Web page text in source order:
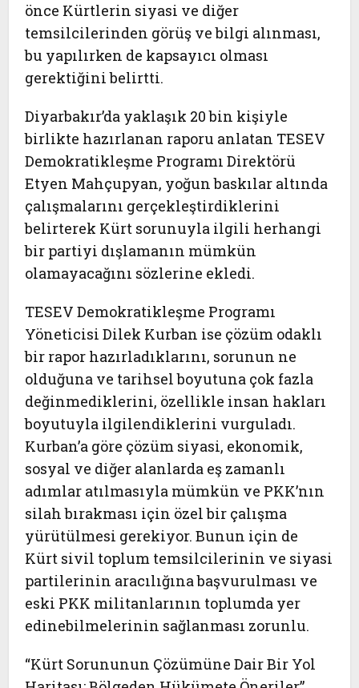
önce Kürtlerin siyasi ve diğer
temsilcilerinden görüş ve bilgi alınması,
bu yapılırken de kapsayıcı olması
gerektiğini belirtti.
Diyarbakır’da yaklaşık 20 bin kişiyle
birlikte hazırlanan raporu anlatan TESEV
Demokratikleşme Programı Direktörü
Etyen Mahçupyan, yoğun baskılar altında
çalışmalarını gerçekleştirdiklerini
belirterek Kürt sorunuyla ilgili herhangi
bir partiyi dışlamanın mümkün
olamayacağını sözlerine ekledi.
TESEV Demokratikleşme Programı
Yöneticisi Dilek Kurban ise çözüm odaklı
bir rapor hazırladıklarını, sorunun ne
olduğuna ve tarihsel boyutuna çok fazla
değinmediklerini, özellikle insan hakları
boyutuyla ilgilendiklerini vurguladı.
Kurban’a göre çözüm siyasi, ekonomik,
sosyal ve diğer alanlarda eş zamanlı
adımlar atılmasıyla mümkün ve PKK’nın
silah bırakması için özel bir çalışma
yürütülmesi gerekiyor. Bunun için de
Kürt sivil toplum temsilcilerinin ve siyasi
partilerinin aracılığına başvurulması ve
eski PKK militanlarının toplumda yer
edinebilmelerinin sağlanması zorunlu.
“Kürt Sorununun Çözümüne Dair Bir Yol